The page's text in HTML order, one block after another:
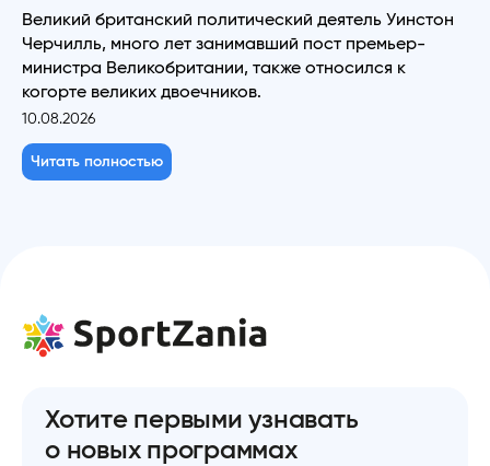
Великий британский политический деятель Уинстон
Черчилль, много лет занимавший пост премьер-
министра Великобритании, также относился к
когорте великих двоечников.
10.08.2026
Читать полностью
Хотите первыми узнавать
о новых программах